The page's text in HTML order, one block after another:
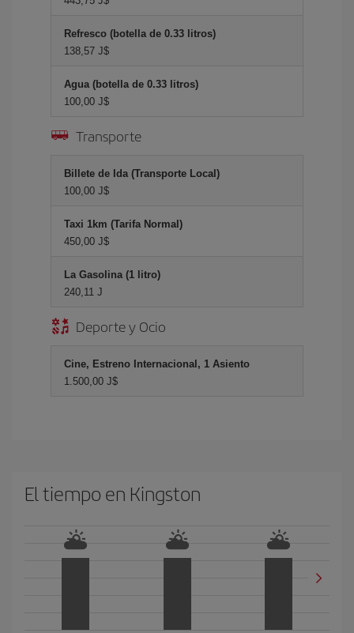
Refresco (botella de 0.33 litros)
138,57 J$
Agua (botella de 0.33 litros)
100,00 J$
Transporte
Billete de Ida (Transporte Local)
100,00 J$
Taxi 1km (Tarifa Normal)
450,00 J$
La Gasolina (1 litro)
240,11 J
Deporte y Ocio
Cine, Estreno Internacional, 1 Asiento
1.500,00 J$
El tiempo en Kingston